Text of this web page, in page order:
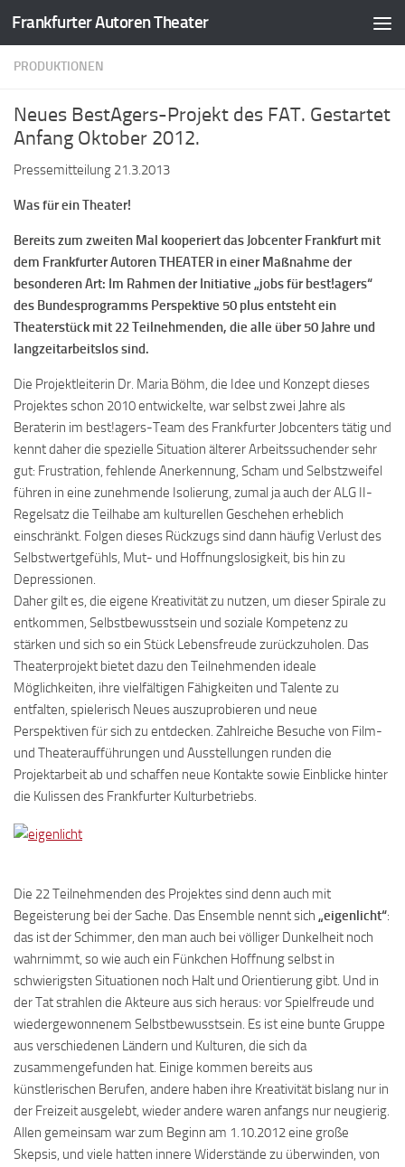
Zum Inhalt springen
Frankfurter Autoren Theater
PRODUKTIONEN
Neues BestAgers-Projekt des FAT. Gestartet
Anfang Oktober 2012.
Pressemitteilung 21.3.2013
Was für ein Theater!
Bereits zum zweiten Mal kooperiert das Jobcenter Frankfurt mit
dem Frankfurter Autoren THEATER in einer Maßnahme der
besonderen Art: Im Rahmen der Initiative „jobs für best!agers“
des Bundesprogramms Perspektive 50 plus entsteht ein
Theaterstück mit 22 Teilnehmenden, die alle über 50 Jahre und
langzeitarbeitslos sind.
Die Projektleiterin Dr. Maria Böhm, die Idee und Konzept dieses
Projektes schon 2010 entwickelte, war selbst zwei Jahre als
Beraterin im best!agers-Team des Frankfurter Jobcenters tätig und
kennt daher die spezielle Situation älterer Arbeitssuchender sehr
gut: Frustration, fehlende Anerkennung, Scham und Selbstzweifel
führen in eine zunehmende Isolierung, zumal ja auch der ALG II-
Regelsatz die Teilhabe am kulturellen Geschehen erheblich
einschränkt. Folgen dieses Rückzugs sind dann häufig Verlust des
Selbstwertgefühls, Mut- und Hoffnungslosigkeit, bis hin zu
Depressionen.
Daher gilt es, die eigene Kreativität zu nutzen, um dieser Spirale zu
entkommen, Selbstbewusstsein und soziale Kompetenz zu
stärken und sich so ein Stück Lebensfreude zurückzuholen. Das
Theaterprojekt bietet dazu den Teilnehmenden ideale
Möglichkeiten, ihre vielfältigen Fähigkeiten und Talente zu
entfalten, spielerisch Neues auszuprobieren und neue
Perspektiven für sich zu entdecken. Zahlreiche Besuche von Film-
und Theateraufführungen und Ausstellungen runden die
Projektarbeit ab und schaffen neue Kontakte sowie Einblicke hinter
die Kulissen des Frankfurter Kulturbetriebs.
Die 22 Teilnehmenden des Projektes sind denn auch mit
Begeisterung bei der Sache. Das Ensemble nennt sich „eigenlicht“:
das ist der Schimmer, den man auch bei völliger Dunkelheit noch
wahrnimmt, so wie auch ein Fünkchen Hoffnung selbst in
schwierigsten Situationen noch Halt und Orientierung gibt. Und in
der Tat strahlen die Akteure aus sich heraus: vor Spielfreude und
wiedergewonnenem Selbstbewusstsein. Es ist eine bunte Gruppe
aus verschiedenen Ländern und Kulturen, die sich da
zusammengefunden hat. Einige kommen bereits aus
künstlerischen Berufen, andere haben ihre Kreativität bislang nur in
der Freizeit ausgelebt, wieder andere waren anfangs nur neugierig.
Allen gemeinsam war zum Beginn am 1.10.2012 eine große
Skepsis, und viele hatten innere Widerstände zu überwinden, von